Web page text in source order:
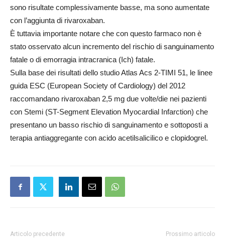
sono risultate complessivamente basse, ma sono aumentate
con l’aggiunta di rivaroxaban.
È tuttavia importante notare che con questo farmaco non è
stato osservato alcun incremento del rischio di sanguinamento
fatale o di emorragia intracranica (Ich) fatale.
Sulla base dei risultati dello studio Atlas Acs 2-TIMI 51, le linee
guida ESC (European Society of Cardiology) del 2012
raccomandano rivaroxaban 2,5 mg due volte/die nei pazienti
con Stemi (ST-Segment Elevation Myocardial Infarction) che
presentano un basso rischio di sanguinamento e sottoposti a
terapia antiaggregante con acido acetilsalicilico e clopidogrel.
Articolo precedente Prossimo articolo